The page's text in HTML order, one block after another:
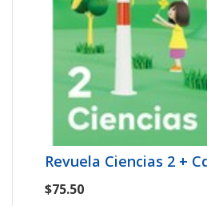
Revuela Ciencias 2 +
$75.50